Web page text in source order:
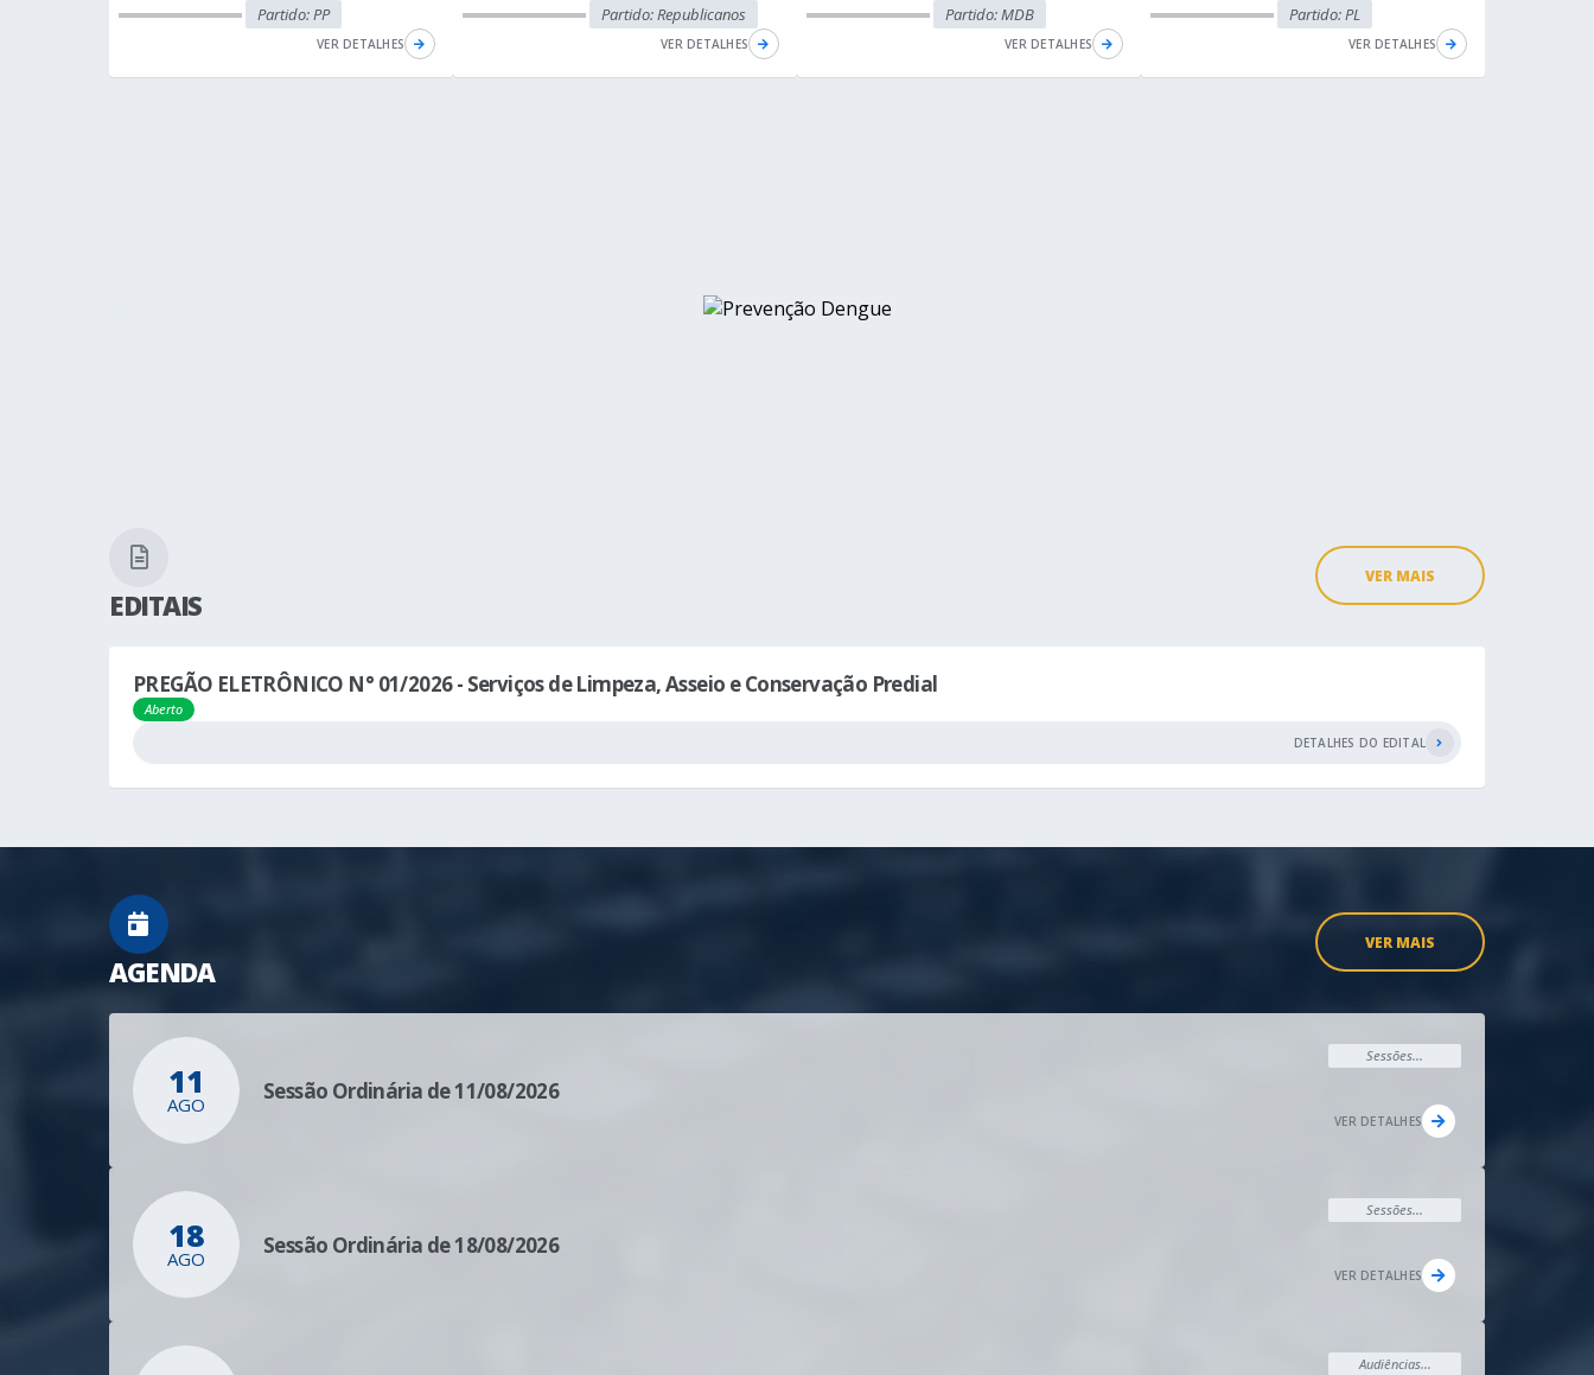
Partido: PP
VER DETALHES
Partido: Republicanos
VER DETALHES
Partido: MDB
VER DETALHES
Partido: PL
VER DETALHES
EDITAIS
VER MAIS
PREGÃO ELETRÔNICO N° 01/2026 - Serviços de Limpeza, Asseio e Conservação Predial
Aberto
DETALHES DO EDITAL
AGENDA
VER MAIS
Sessão Ordinária de 11/08/2026
11
AGO
Sessões...
VER DETALHES
Sessão Ordinária de 18/08/2026
18
AGO
Sessões...
VER DETALHES
Audiências...